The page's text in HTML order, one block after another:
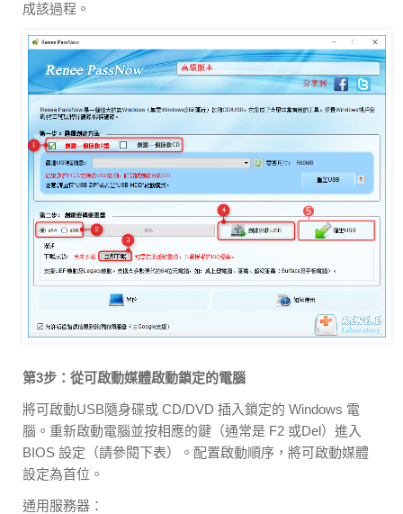
成該過程。
第3步：從可啟動媒體啟動鎖定的電腦
將可啟動USB隨身碟或 CD/DVD 插入鎖定的 Windows 電
腦。重新啟動電腦並按相應的鍵（通常是 F2 或Del）進入
BIOS 設定（請參閱下表）。配置啟動順序，將可啟動媒體
設定為首位。
通用服務器：